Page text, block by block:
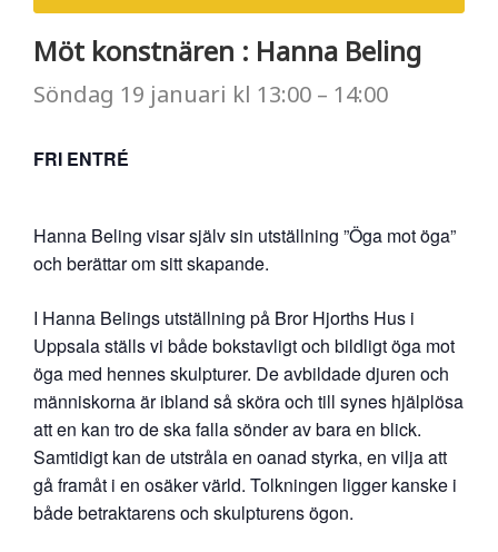
Möt konstnären : Hanna Beling
Söndag 19 januari kl 13:00 – 14:00
FRI ENTRÉ
Hanna Beling visar själv sin utställning ”Öga mot öga”
och berättar om sitt skapande.
I Hanna Belings utställning på Bror Hjorths Hus i
Uppsala ställs vi både bokstavligt och bildligt öga mot
öga med hennes skulpturer. De avbildade djuren och
människorna är ibland så sköra och till synes hjälplösa
att en kan tro de ska falla sönder av bara en blick.
Samtidigt kan de utstråla en oanad styrka, en vilja att
gå framåt i en osäker värld. Tolkningen ligger kanske i
både betraktarens och skulpturens ögon.